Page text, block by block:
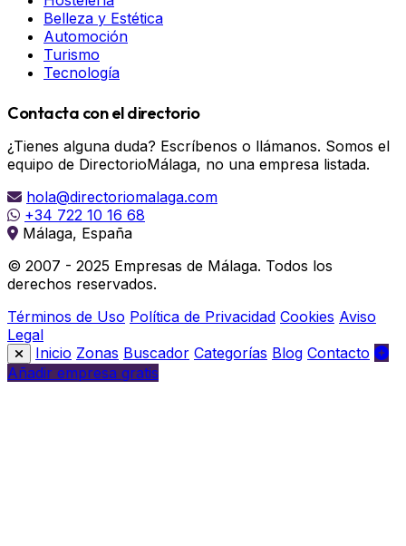
Belleza y Estética
Automoción
Turismo
Tecnología
Contacta con el directorio
¿Tienes alguna duda? Escríbenos o llámanos. Somos el
equipo de DirectorioMálaga, no una empresa listada.
hola@directoriomalaga.com
+34 722 10 16 68
Málaga, España
© 2007 - 2025 Empresas de Málaga. Todos los
derechos reservados.
Términos de Uso Política de Privacidad Cookies Aviso
Legal
Inicio Zonas Buscador Categorías Blog Contacto
Añadir empresa gratis